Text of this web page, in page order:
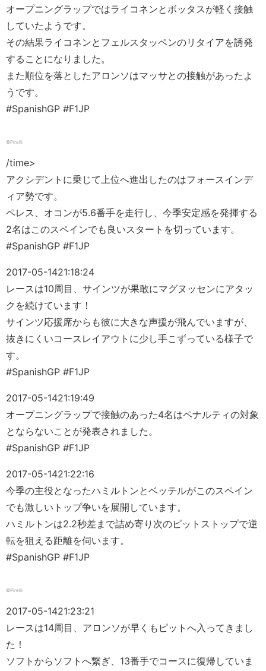
オープニングラップではライコネンとボッタスが軽く接触
していたようです。
その結果ライコネンとフェルスタッペンのリタイアを誘発
することになりました。
また順位を落としたアロンソはマッサとの接触があったよ
うです。
#SpanishGP #F1JP
©Pirelli
/time>
アクシデントに乗じて上位へ進出したのはフォースインデ
ィア勢です。
ペレス、オコンが5.6番手を走行し、今季安定感を発揮する
2名はこのスペインでも良いスタートを切っています。
#SpanishGP #F1JP
2017-05-1421:18:24
レースは10周目、サインツが果敢にマグヌッセンにアタッ
クを続けています！
サインツ応援席からも彼に大きな声援が飛んでいますが、
抜きにくいコースレイアウトに少し手こずっている様子で
す。
#SpanishGP #F1JP
2017-05-1421:19:49
オープニングラップで接触のあった4名はペナルティの対象
とならないことが発表されました。
#SpanishGP #F1JP
2017-05-1421:22:16
今季の主役となったハミルトンとベッテルがこのスペイン
でも激しいトップ争いを展開しています。
ハミルトンは2.2秒差まで詰め寄り次のピットストップで逆
転を狙える距離を伺います。
#SpanishGP #F1JP
©Pirelli
2017-05-1421:23:21
レースは14周目、アロンソが早くもピットへ入ってきまし
た！
ソフトからソフトへ繋ぎ、13番手でコースに復帰していま